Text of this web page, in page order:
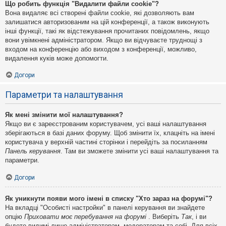
Що робить функція "Видалити файли cookie"?
Вона видаляє всі створені файли cookie, які дозволяють вам
залишатися авторизованим на цій конференції, а також виконують
інші функції, такі як відстежування прочитаних повідомлень, якщо
вони увімкнені адміністратором. Якщо ви відчуваєте труднощі з
входом на конференцію або виходом з конференції, можливо,
видалення куків може допомогти.
Догори
Параметри та налаштування
Як мені змінити мої налаштування?
Якщо ви є зареєстрованим користувачем, усі ваші налаштування
зберігаються в базі даних форуму. Щоб змінити їх, клацніть на імені
користувача у верхній частині сторінки і перейдіть за посиланням
Панель керування . Там ви зможете змінити усі ваші налаштування та
параметри.
Догори
Як уникнути появи мого імені в списку "Хто зараз на форумі"?
На вкладці "Особисті настройки" в панелі керування ви знайдете
опцію Приховати моє перебування на форумі . Виберіть Так, і ви